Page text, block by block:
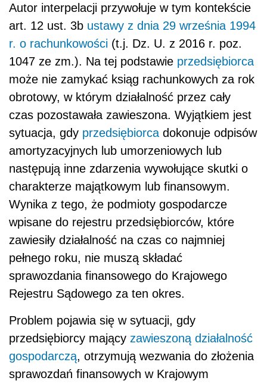
Autor interpelacji przywołuje w tym kontekście
art. 12 ust. 3b ustawy z dnia 29 września 1994
r. o rachunkowości (t.j. Dz. U. z 2016 r. poz.
1047 ze zm.). Na tej podstawie przedsiębiorca
może nie zamykać ksiąg rachunkowych za rok
obrotowy, w którym działalność przez cały
czas pozostawała zawieszona. Wyjątkiem jest
sytuacja, gdy przedsiębiorca dokonuje odpisów
amortyzacyjnych lub umorzeniowych lub
następują inne zdarzenia wywołujące skutki o
charakterze majątkowym lub finansowym.
Wynika z tego, że podmioty gospodarcze
wpisane do rejestru przedsiębiorców, które
zawiesiły działalność na czas co najmniej
pełnego roku, nie muszą składać
sprawozdania finansowego do Krajowego
Rejestru Sądowego za ten okres.
Problem pojawia się w sytuacji, gdy
przedsiębiorcy mający zawieszoną działalność
gospodarczą, otrzymują wezwania do złożenia
sprawozdań finansowych w Krajowym